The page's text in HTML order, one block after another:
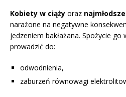
Kobiety w ciąży oraz
narażone na negatywne
jedzeniem bakłażana. Spożycie
prowadzić do:
odwodnienia,
zaburzeń równowagi